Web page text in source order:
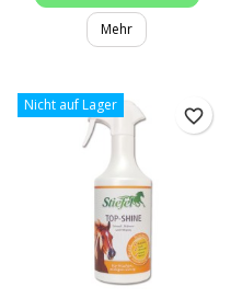
Mehr
Nicht auf Lager
favorite_border